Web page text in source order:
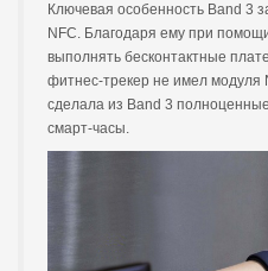
Ключевая особенность Band 3
NFC. Благодаря ему при
выполнять бесконтактные
фитнес-трекер не имел модуля
сделала из Band 3
смарт-часы.